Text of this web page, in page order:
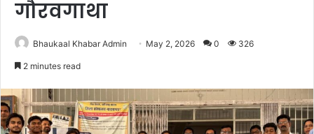
गौरवगाथा
Bhaukaal Khabar Admin May 2, 2026 0 326
2 minutes read